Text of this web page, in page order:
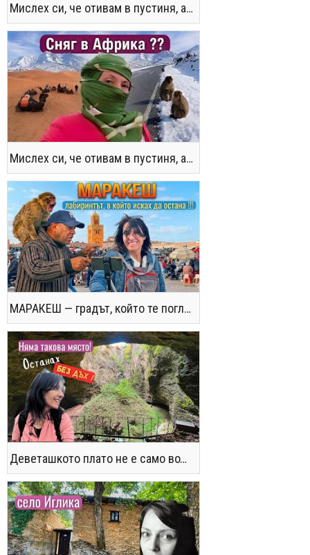
Мислех си, че отивам в пустиня, а се озовах в снега !! / Not the Morocco You Know
Мислех си, че отивам в пустиня, а се озовах в снега !! / Not the Morocco You Know
МАРАКЕШ — градът, който те поглъща без предупреждение
Деветашкото плато не е само водопади и пещери - последвайте ме!